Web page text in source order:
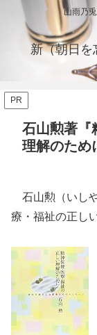
山雨乃
新（朝日を
PR
石山勲著『
理解のため
石山勲（いし
療・福祉の正し